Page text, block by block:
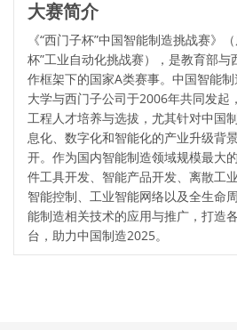
大赛简介
《“西门子杯”中国智能制造挑战赛》
杯”工业自动化挑战赛），是教育部
作框架下的国家A类赛事。中国智能
大学与西门子公司于2006年共同发起
工程人才培养与选拔，尤其针对中国
息化、数字化和智能化的产业升级背
开。作为国内智能制造领域规模最大
件工具开发、智能产品开发、离散工
智能控制、工业智能网络以及全生命
能制造相关技术的应用与推广，打造
台，助力中国制造2025。